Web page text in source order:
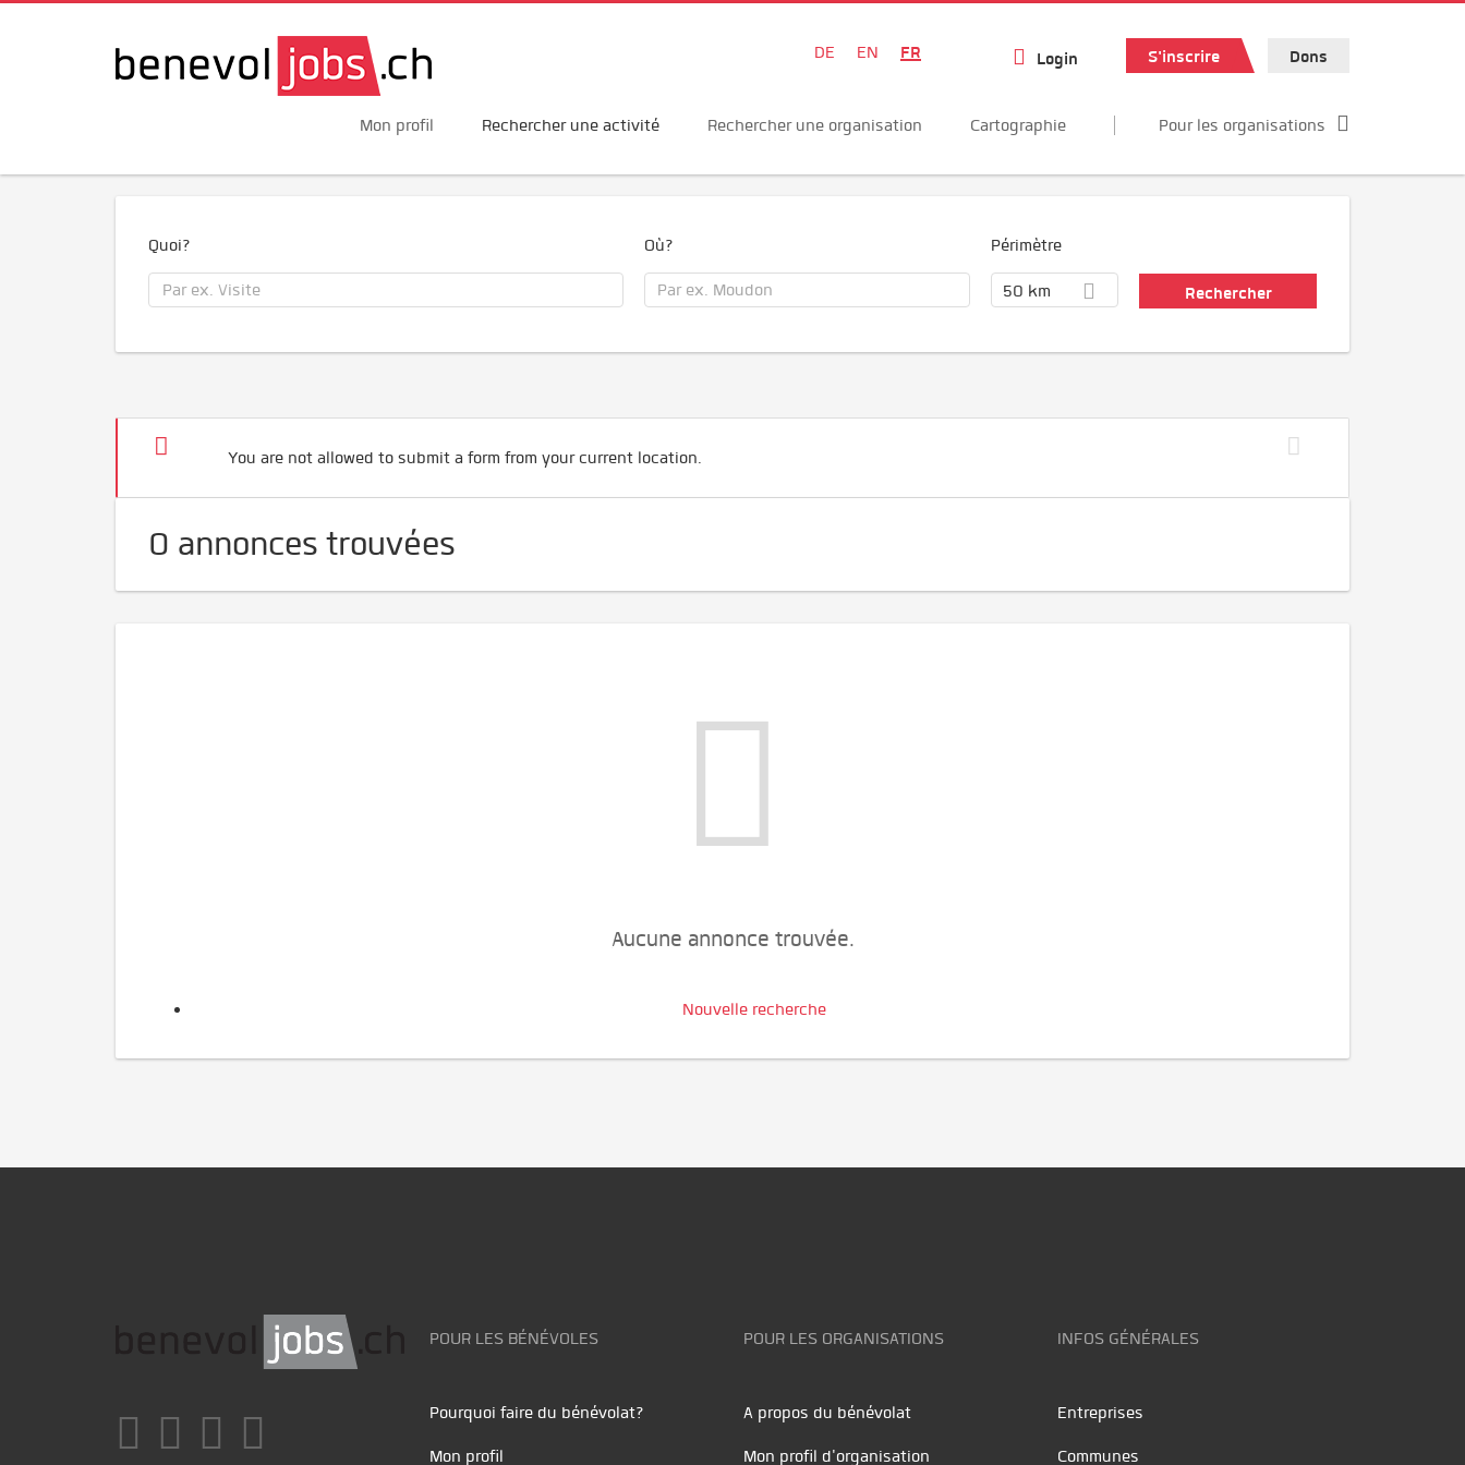
DE EN FR Login S'inscrire Dons
Mon profil Rechercher une activité Rechercher une organisation Cartographie Pour les organisations
Quoi? Où? Périmètre
50 km
You are not allowed to submit a form from your current location.
0 annonces trouvées
Aucune annonce trouvée.
Nouvelle recherche
POUR LES BÉNÉVOLES
Pourquoi faire du bénévolat?
Mon profil
POUR LES ORGANISATIONS
A propos du bénévolat
Mon profil d'organisation
INFOS GÉNÉRALES
Entreprises
Communes